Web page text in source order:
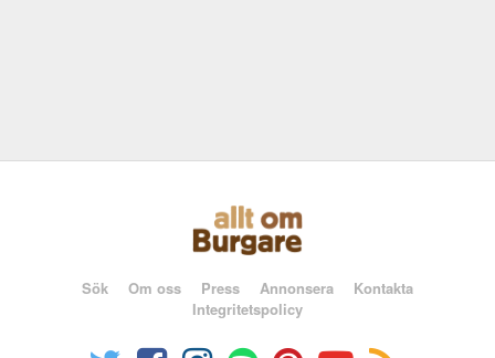
Sök Om oss Press Annonsera
Kontakta
Integritetspolicy